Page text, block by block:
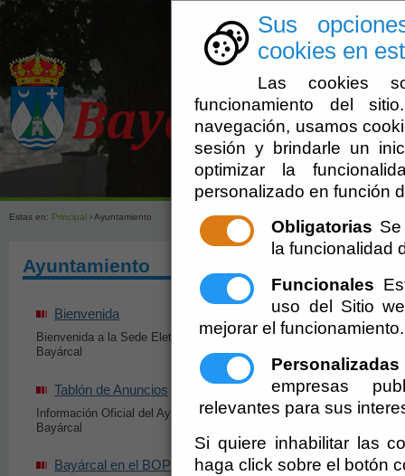
Sus
cookies en
Las cookies
funcionamiento del
navegación, usamos
sesión y brindarle un
optimizar la
personalizado en función
Obligatorias
la funcionalidad
Funcionales
uso del Sitio
mejorar el funcionamiento.
Personalizadas
empresas
relevantes para sus
Si quiere inhabilitar las
haga click sobre el botón
Estas en: Principal › Ayuntamiento
Ayuntamiento
Bienvenida
Bienvenida a la Sede Eletrónica de
Bayárcal
Organización
Órganos
Tablón de Anuncios
Información Oficial del Ayuntamiento de
Bayárcal
Normas
Disposiciones de
Bayárcal en el BOP Portal de